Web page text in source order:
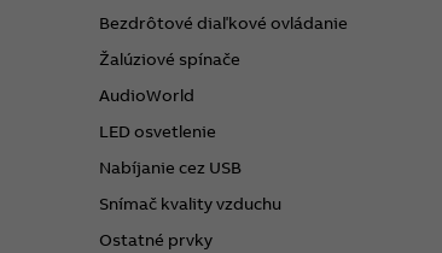
Bezdrôtové diaľkové ovládanie
Žalúziové spínače
AudioWorld
LED osvetlenie
Nabíjanie cez USB
Snímač kvality vzduchu
Ostatné prvky